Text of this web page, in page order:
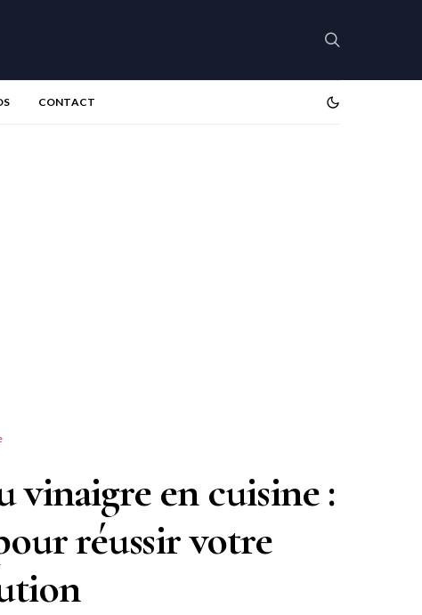
CONTACT
vinaigre en cuisine :
réussir votre